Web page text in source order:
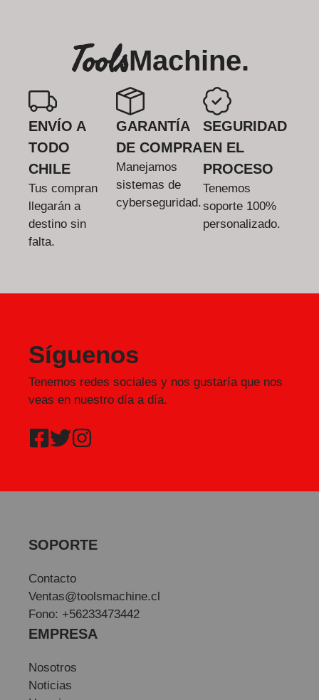
ToolsMachine.
ENVÍO A
TODO
CHILE
Tus compran
llegarán a
destino sin
falta.
GARANTÍA
DE COMPRA
Manejamos
sistemas de
cyberseguridad.
SEGURIDAD
EN EL
PROCESO
Tenemos
soporte 100%
personalizado.
Síguenos
Tenemos redes sociales y nos gustaría que nos
veas en nuestro día a día.
SOPORTE
Contacto
Ventas@toolsmachine.cl
Fono: +56233473442
EMPRESA
Nosotros
Noticias